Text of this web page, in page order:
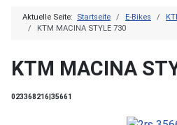
Aktuelle Seite: Startseite E-Bikes
KTM MACINA STYLE 730
KTM MACINA
023368216|35661